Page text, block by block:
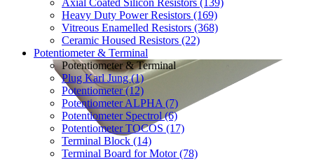
Axial Coated Silicon Resistors (139)
Heavy Duty Power Resistors (169)
Vitreous Enamelled Resistors (368)
Ceramic Housed Resistors (22)
Potentiometer & Terminal
Potentiometer & Terminal
Plug Karl Jung (1)
Potentiometer (12)
Potentiometer ALPHA (7)
Potentiometer Spectrol (6)
Potentiometer TOCOS (17)
Terminal Block (14)
Terminal Board for Motor (78)